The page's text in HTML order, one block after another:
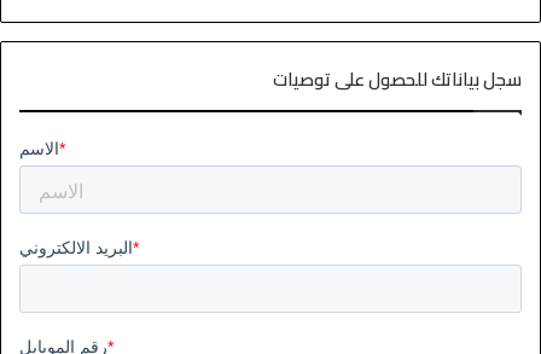
سجل بياناتك للحصول على توصيات